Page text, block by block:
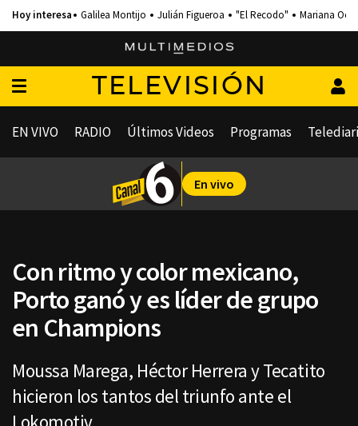
Galilea Montijo Julián Figueroa "El Recodo" Mariana
TELEVISIÓN
EN VIVO RADIO Últimos Videos Programas
En vivo
Con ritmo y color mexicano,
Porto ganó y es líder de grupo
en Champions
Moussa Marega, Héctor Herrera y Tecatito
hicieron los tantos del triunfo ante el